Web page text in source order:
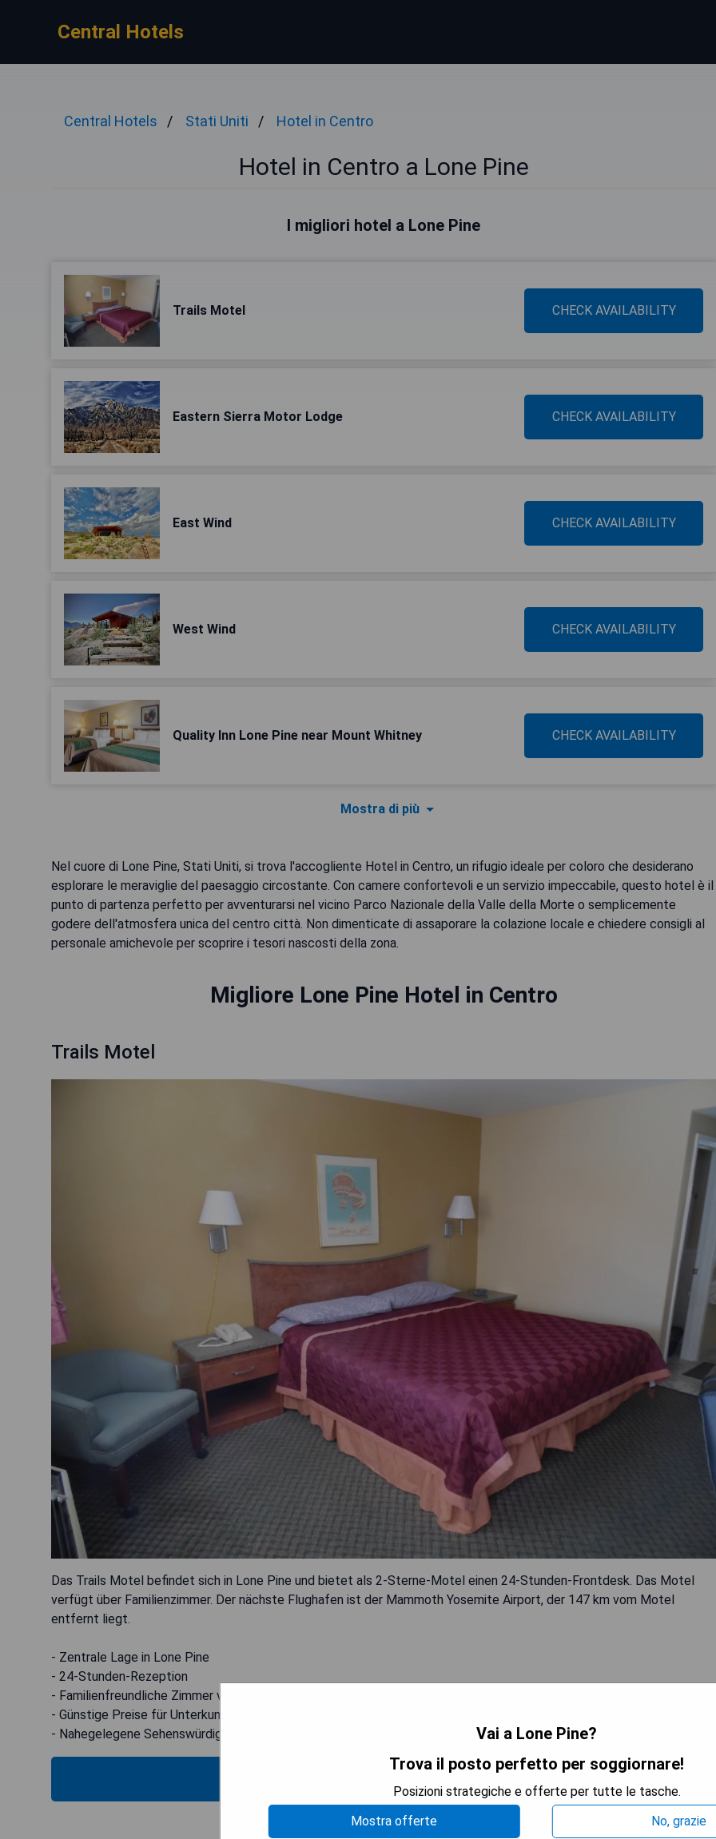
Central Hotels
Central Hotels Stati Uniti Hotel in Centro
Hotel in Centro a Lone Pine
I migliori hotel a Lone Pine
Trails Motel CHECK AVAILABILITY
Eastern Sierra Motor Lodge CHECK AVAILABILITY
East Wind CHECK AVAILABILITY
West Wind CHECK AVAILABILITY
Quality Inn Lone Pine near Mount Whitney CHECK AVAILABILITY
Mostra di più
Nel cuore di Lone Pine, Stati Uniti, si trova l'accogliente Hotel in Centro, un rifugio ideale per coloro che desiderano
esplorare le meraviglie del paesaggio circostante. Con camere confortevoli e un servizio impeccabile, questo hotel è il
punto di partenza perfetto per avventurarsi nel vicino Parco Nazionale della Valle della Morte o semplicemente
godere dell'atmosfera unica del centro città. Non dimenticate di assaporare la colazione locale e chiedere consigli al
personale amichevole per scoprire i tesori nascosti della zona.
Migliore Lone Pine Hotel in Centro
Trails Motel
Das Trails Motel befindet sich in Lone Pine und bietet als 2-Sterne-Motel einen 24-Stunden-Frontdesk. Das Motel
verfügt über Familienzimmer. Der nächste Flughafen ist der Mammoth Yosemite Airport, der 147 km vom Motel
entfernt liegt.
- Zentrale Lage in Lone Pine
- 24-Stunden-Rezeption
- Familienfreundliche Zimmer verfügbar
- Günstige Preise für Unterkunft
- Nahegelegene Sehenswürdigkeiten
Vai a Lone Pine?
Trova il posto perfetto per soggiornare!
Posizioni strategiche e offerte per tutte le tasche.
Mostra offerte
No, grazie